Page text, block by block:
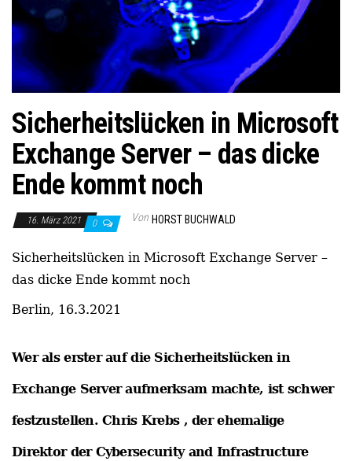
Sicherheitslücken in Microsoft
Exchange Server – das dicke
Ende kommt noch
16. März 2021 0 Von HORST BUCHWALD
Sicherheitslücken in Microsoft Exchange Server –
das dicke Ende kommt noch
Berlin, 16.3.2021
Wer als erster auf die Sicherheitslücken in
Exchange Server aufmerksam machte, ist schwer
festzustellen. Chris Krebs , der ehemalige
Direktor der Cybersecurity and Infrastructure